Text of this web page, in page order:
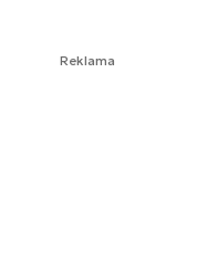
Reklama